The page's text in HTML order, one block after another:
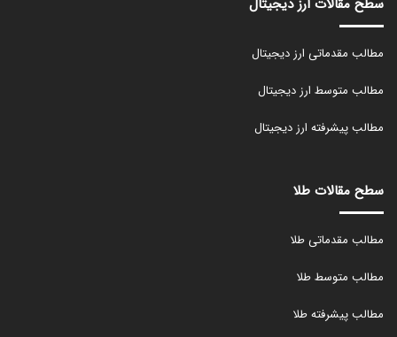
سطح مقالات ارز دیجیتال
مطالب مقدماتی ارز دیجیتال
مطالب متوسط ارز دیجیتال
مطالب پیشرفته ارز دیجیتال
سطح مقالات طلا
مطالب مقدماتی طلا
مطالب متوسط طلا
مطالب پیشرفته طلا